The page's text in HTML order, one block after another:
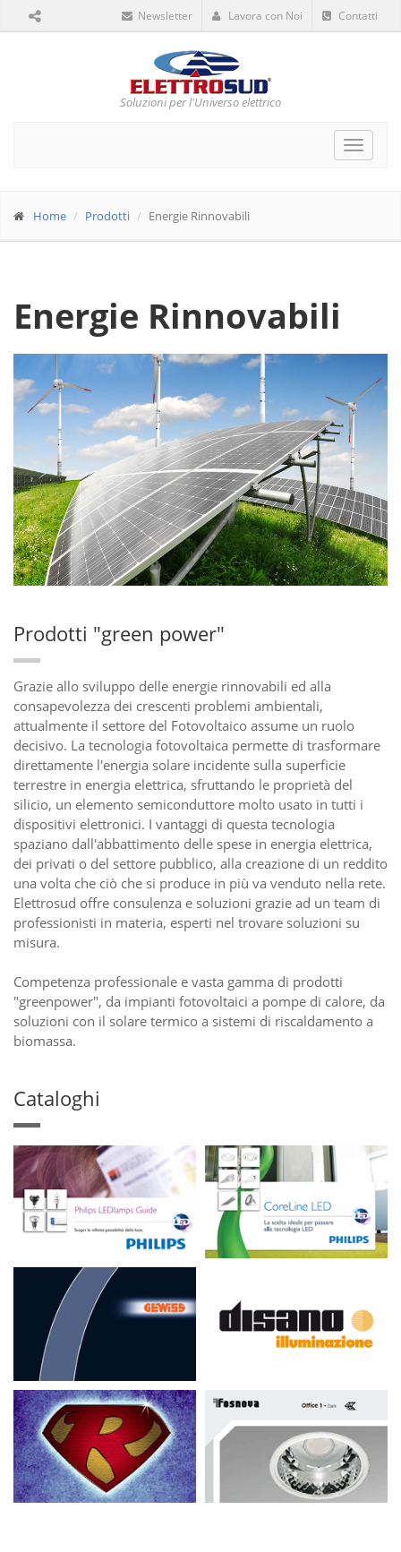
Newsletter Lavora con Noi Contatti
Soluzioni per l'Universo elettrico
Toggle
Home Prodotti Energie Rinnovabili
Energie Rinnovabili
Prodotti "green power"
Grazie allo sviluppo delle energie rinnovabili ed alla
consapevolezza dei crescenti problemi ambientali,
attualmente il settore del Fotovoltaico assume un ruolo
decisivo. La tecnologia fotovoltaica permette di trasformare
direttamente l'energia solare incidente sulla superficie
terrestre in energia elettrica, sfruttando le proprietà del
silicio, un elemento semiconduttore molto usato in tutti i
dispositivi elettronici. I vantaggi di questa tecnologia
spaziano dall'abbattimento delle spese in energia elettrica,
dei privati o del settore pubblico, alla creazione di un reddito
una volta che ciò che si produce in più va venduto nella rete.
Elettrosud offre consulenza e soluzioni grazie ad un team di
professionisti in materia, esperti nel trovare soluzioni su
misura.
Competenza professionale e vasta gamma di prodotti
"greenpower", da impianti fotovoltaici a pompe di calore, da
soluzioni con il solare termico a sistemi di riscaldamento a
biomassa.
Cataloghi